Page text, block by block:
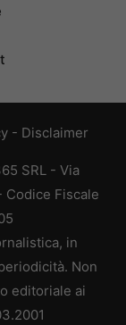
- Disclaimer
SRL - Via
Codice Fiscale
in
Non
editoriale ai